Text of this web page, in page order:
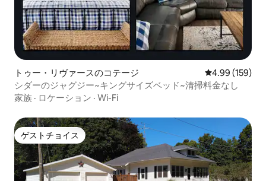
トゥー・リヴァースのコテージ レビュー159
4.99 (159)
シダーのジャグジー~キングサイズベッド~清掃料金なし
家族 · ロケーション · Wi-Fi
ゲストチョイス
ゲストチョイス